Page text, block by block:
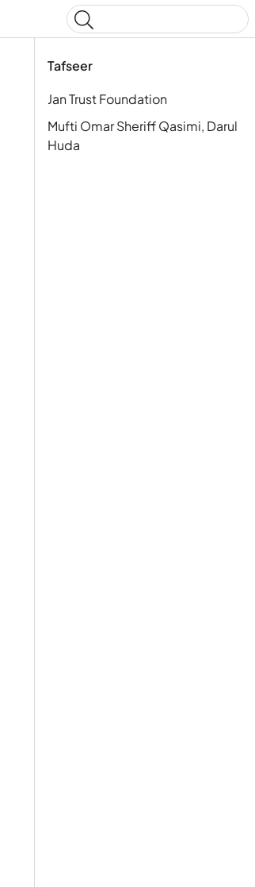
Tafseer
Jan Trust Foundation
Mufti Omar Sheriff Qasimi, Darul
Huda